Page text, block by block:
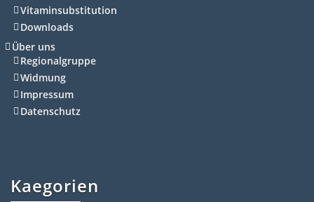
Vitaminsubstitution
Downloads
Über uns
Regionalgruppe
Widmung
Impressum
Datenschutz
Kaegorien